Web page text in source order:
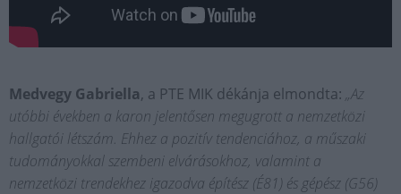
Medvegy Gabriella, a PTE MIK dékánja elmondta: „Az
utóbbi években a karon jelentősen megugrott a nemzetközi
hallgatói létszám. Ehhez a pozitív tendenciához, a műszaki
tudományokkal szembeni elvárásokhoz, valamint a
nemzetközi trendekhez igazodva építész (É81) és gépész (G56)